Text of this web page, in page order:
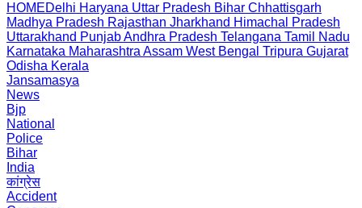
HOMEDelhi Haryana Uttar Pradesh Bihar Chhattisgarh
Madhya Pradesh Rajasthan Jharkhand Himachal Pradesh
Uttarakhand PunjabAndhra Pradesh Telangana Tamil Nadu
Karnataka Maharashtra Assam West Bengal Tripura Gujarat
Odisha Kerala
Jansamasya
News
Bjp
National
Police
Bihar
India
कांग्रेस
Accident